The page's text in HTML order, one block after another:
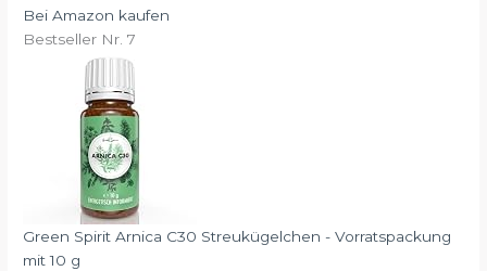
Bei Amazon kaufen
Bestseller Nr. 7
Green Spirit Arnica C30 Streukügelchen - Vorratspackung
mit 10 g